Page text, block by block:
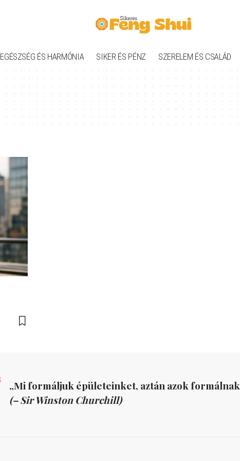
EGÉSZSÉG ÉS HARMÓNIA SIKER ÉS PÉNZ SZERELEM ÉS CSALÁD
„Mi formáljuk épületeinket, aztán azok
(– Sir Winston Churchill)